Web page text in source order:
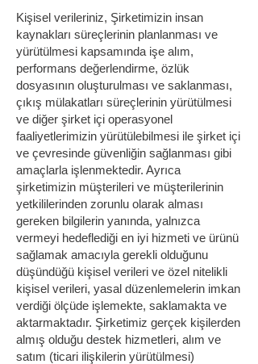
Kişisel verileriniz, Şirketimizin insan
kaynakları süreçlerinin planlanması ve
yürütülmesi kapsamında işe alım,
performans değerlendirme, özlük
dosyasının oluşturulması ve saklanması,
çıkış mülakatları süreçlerinin yürütülmesi
ve diğer şirket içi operasyonel
faaliyetlerimizin yürütülebilmesi ile şirket içi
ve çevresinde güvenliğin sağlanması gibi
amaçlarla işlenmektedir. Ayrıca
şirketimizin müşterileri ve müşterilerinin
yetkililerinden zorunlu olarak alması
gereken bilgilerin yanında, yalnızca
vermeyi hedeflediği en iyi hizmeti ve ürünü
sağlamak amacıyla gerekli olduğunu
düşündüğü kişisel verileri ve özel nitelikli
kişisel verileri, yasal düzenlemelerin imkan
verdiği ölçüde işlemekte, saklamakta ve
aktarmaktadır. Şirketimiz gerçek kişilerden
almış olduğu destek hizmetleri, alım ve
satım (ticari ilişkilerin yürütülmesi)